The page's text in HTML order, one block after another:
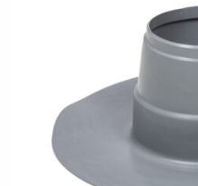
ДОКУМЕНТЫ И МАТЕРИАЛЫ
О КОМПАНИИ
НАЙТИ ДИЛЕРА